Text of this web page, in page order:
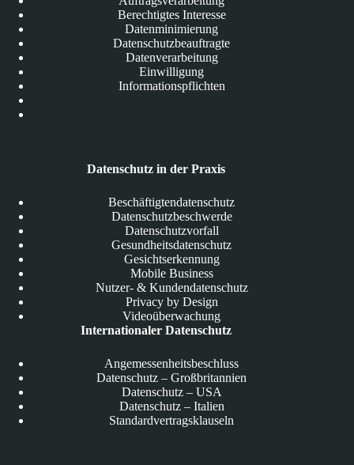
Berechtigtes Interesse
Datenminimierung
Datenschutzbeauftragte
Datenverarbeitung
Einwilligung
Informationspflichten
Datenschutz in der Praxis
Beschäftigtendatenschutz
Datenschutzbeschwerde
Datenschutzvorfall
Gesundheitsdatenschutz
Gesichtserkennung
Mobile Business
Nutzer- & Kundendatenschutz
Privacy by Design
Videoüberwachung
Internationaler Datenschutz
Angemessenheitsbeschluss
Datenschutz – Großbritannien
Datenschutz – USA
Datenschutz – Italien
Standardvertragsklauseln